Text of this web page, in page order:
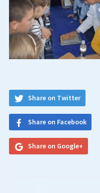
Share on Twitter
Share on Facebook
Share on Google+